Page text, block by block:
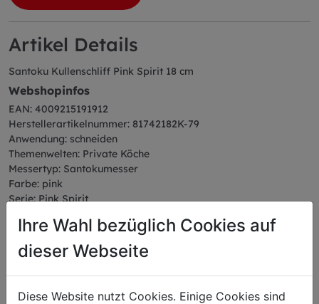
Artikel Details
Santoku Kullenschliff Pink Spirit 18 cm
Webshopinfos
EAN: 4009215191912
Herstellerartikelnummer: 81742182K-79
Anwendung: schneiden
Themenwelten: Private Köche
Messertyp: Santokumesser
Farbe: pink
Serie: Pink Spirit
Abmessungen
Länge: 31,20 cm
Breite: 2,50 cm
Gewicht: 0,20 kg
Klingenlänge: 18 cm
Ihre Wahl bezüglich Cookies auf
dieser Webseite
Diese Website nutzt Cookies. Einige Cookies sind